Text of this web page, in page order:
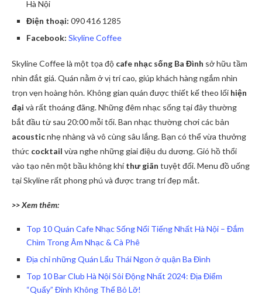
Hà Nội
Điện thoại: 090 416 1285
Facebook: Skyline Coffee
Skyline Coffee là một tọa độ cafe nhạc sống Ba Đình sở hữu tầm
nhìn đắt giá. Quán nằm ở vị trí cao, giúp khách hàng ngắm nhìn
trọn vẹn hoàng hôn. Không gian quán được thiết kế theo lối hiện
đại và rất thoáng đãng. Những đêm nhạc sống tại đây thường
bắt đầu từ sau 20:00 mỗi tối. Ban nhạc thường chơi các bản
acousticnhẹ nhàng và vô cùng sâu lắng. Bạn có thể vừa thưởng
thức cocktail vừa nghe những giai điệu du dương. Gió hồ thổi
vào tạo nên một bầu không khíthư giãn tuyệt đối. Menu đồ uống
tại Skyline rất phong phú và được trang trí đẹp mắt.
>> Xem thêm:
Top 10 Quán Cafe Nhạc Sống Nổi Tiếng Nhất Hà Nội – Đắm
Chìm Trong Âm Nhạc & Cà Phê
Địa chỉ những Quán Lẩu Thái Ngon ở quận Ba Đình
Top 10 Bar Club Hà Nội Sôi Động Nhất 2024: Địa Điểm
“Quẩy” Đỉnh Không Thể Bỏ Lỡ!